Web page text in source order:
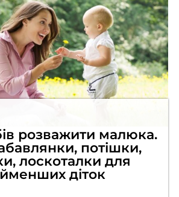
розважити малюка.
потішки,
лоскоталки для
діток